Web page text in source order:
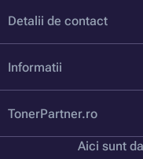
Detalii de contact
Informatii
TonerPartner.ro
Aici sunt